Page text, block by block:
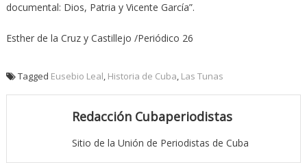
documental: Dios, Patria y Vicente García”.
Esther de la Cruz y Castillejo /Periódico 26
Tagged Eusebio Leal, Historia de Cuba, Las Tunas
Redacción Cubaperiodistas
Sitio de la Unión de Periodistas de Cuba